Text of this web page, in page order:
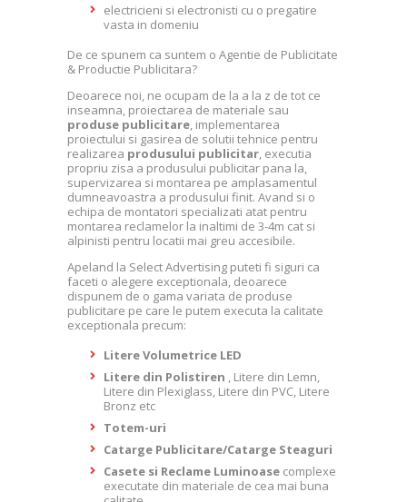
electricieni si electronisti cu o pregatire
vasta in domeniu
De ce spunem ca suntem o Agentie de Publicitate
& Productie Publicitara?
Deoarece noi, ne ocupam de la a la z de tot ce
inseamna, proiectarea de materiale sau
produse publicitare, implementarea
proiectului si gasirea de solutii tehnice pentru
realizarea produsului publicitar, executia
propriu zisa a produsului publicitar pana la,
supervizarea si montarea pe amplasamentul
dumneavoastra a produsului finit. Avand si o
echipa de montatori specializati atat pentru
montarea reclamelor la inaltimi de 3-4m cat si
alpinisti pentru locatii mai greu accesibile.
Apeland la Select Advertising puteti fi siguri ca
faceti o alegere exceptionala, deoarece
dispunem de o gama variata de produse
publicitare pe care le putem executa la calitate
exceptionala precum:
Litere Volumetrice LED
Litere din Polistiren , Litere din Lemn,
Litere din Plexiglass, Litere din PVC, Litere
Bronz etc
Totem-uri
Catarge Publicitare/Catarge Steaguri
Casete si Reclame Luminoase complexe
executate din materiale de cea mai buna